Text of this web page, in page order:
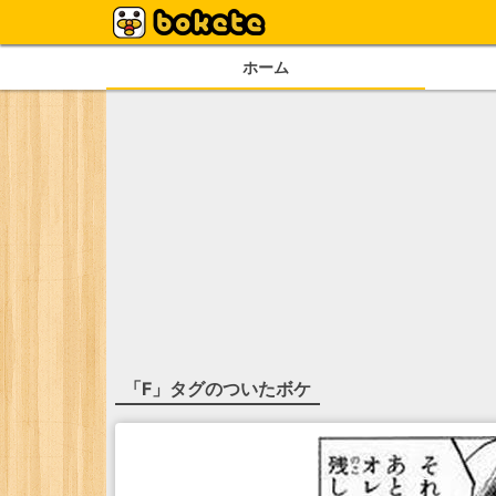
ホーム
「F 」タグのついたボケ